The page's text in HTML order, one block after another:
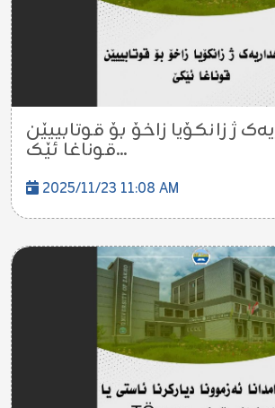
ژ زانکۆیا زاخۆ بۆ قوتابییێن
قوناغا ئێک...
2025/11/23 11:08 AM